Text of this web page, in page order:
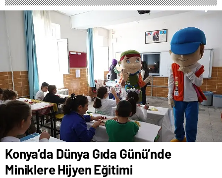
Konya’da Dünya Gıda Günü’nde
Miniklere Hijyen Eğitimi